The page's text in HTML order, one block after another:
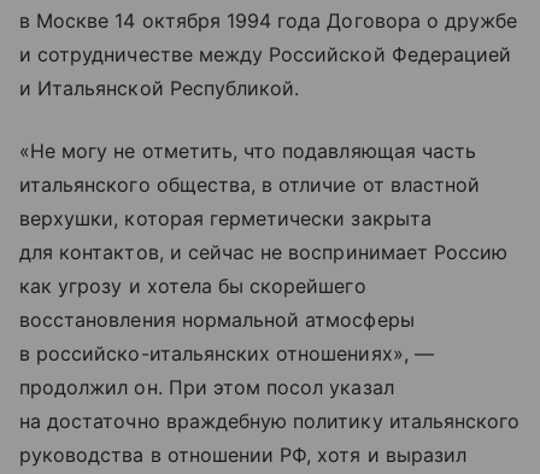
в Москве 14 октября 1994 года Договора о дружбе
и сотрудничестве между Российской Федерацией
и Итальянской Республикой.
«Не могу не отметить, что подавляющая часть
итальянского общества, в отличие от властной
верхушки, которая герметически закрыта
для контактов, и сейчас не воспринимает Россию
как угрозу и хотела бы скорейшего
восстановления нормальной атмосферы
в российско-итальянских отношениях», —
продолжил он. При этом посол указал
на достаточно враждебную политику итальянского
руководства в отношении РФ, хотя и выразил